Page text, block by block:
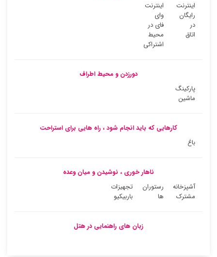
اینترنت
رایگان
در
اتاق
اینترنت
وای
فای در
محیط
اشتراکی
دورزدن و محیط اطراف
پارکینگ
ماشین
کارهایی که باید انجام شود ، راه هایی برای استراحت
باغ
ناهار خوری ، نوشیدن و میان وعده
آشپزخانه
مشترک
رستوران
ها
تجهیزات
باربیکیو
زبان های راهنمایی در هتل